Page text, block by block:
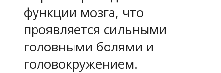
функции мозга, что
проявляется сильными
головными болями и
головокружением.